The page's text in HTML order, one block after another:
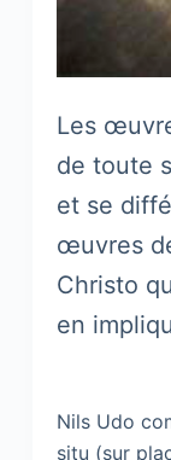
Les
de toute
et se
œuvres
Christo
en
Nils Udo
situ (sur